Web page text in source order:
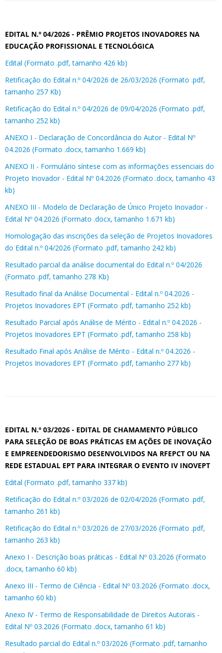
EDITAL N.º 04/2026 - PRÊMIO PROJETOS INOVADORES NA
EDUCAÇÃO PROFISSIONAL E TECNOLÓGICA
Edital (Formato .pdf, tamanho 426 kb)
Retificação do Edital n.º 04/2026 de 26/03/2026 (Formato .pdf,
tamanho 257 Kb)
Retificação do Edital n.º 04/2026 de 09/04/2026 (Formato .pdf,
tamanho 252 kb)
ANEXO I - Declaração de Concordância do Autor - Edital Nº
04.2026 (Formato .docx, tamanho 1.669 kb)
ANEXO II - Formulário síntese com as informações essenciais do
Projeto Inovador - Edital Nº 04.2026 (Formato .docx, tamanho 43
kb)
ANEXO III - Modelo de Declaração de Único Projeto Inovador -
Edital Nº 04.2026 (Formato .docx, tamanho 1.671 kb)
Homologação das inscrições da seleção de Projetos Inovadores
do Edital n.º 04/2026 (Formato .pdf, tamanho 242 kb)
Resultado parcial da análise documental do Edital n.º 04/2026
(Formato .pdf, tamanho 278 Kb)
Resultado final da Análise Documental - Edital n.º 04.2026 -
Projetos Inovadores EPT (Formato .pdf, tamanho 252 kb)
Resultado Parcial após Análise de Mérito - Edital n.º 04.2026 -
Projetos Inovadores EPT (Formato .pdf, tamanho 258 kb)
Resultado Final após Análise de Mérito - Edital n.º 04.2026 -
Projetos Inovadores EPT (Formato .pdf, tamanho 277 kb)
EDITAL N.º 03/2026 - EDITAL DE CHAMAMENTO PÚBLICO
PARA SELEÇÃO DE BOAS PRÁTICAS EM AÇÕES DE INOVAÇÃO
E EMPREENDEDORISMO DESENVOLVIDOS NA RFEPCT OU NA
REDE ESTADUAL EPT PARA INTEGRAR O EVENTO IV INOVEPT
Edital (Formato .pdf, tamanho 337 kb)
Retificação do Edital n.º 03/2026 de 02/04/2026 (Formato .pdf,
tamanho 261 kb)
Retificação do Edital n.º 03/2026 de 27/03/2026 (Formato .pdf,
tamanho 263 kb)
Anexo I - Descrição boas práticas - Edital Nº 03.2026 (Formato
.docx, tamanho 60 kb)
Anexo III - Termo de Ciência - Edital Nº 03.2026 (Formato .docx,
tamanho 60 kb)
Anexo IV - Termo de Responsabilidade de Direitos Autorais -
Edital Nº 03.2026 (Formato .docx, tamanho 61 kb)
Resultado parcial do Edital n.º 03/2026 (Formato .pdf, tamanho